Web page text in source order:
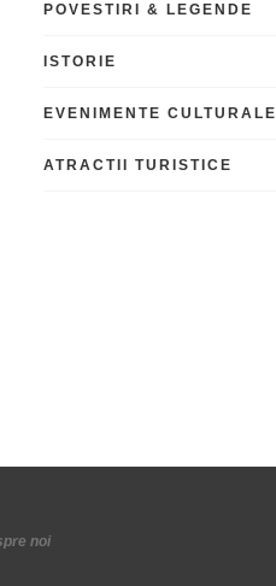
POVESTIRI & LEGENDE
ISTORIE
EVENIMENTE CULTURALE
ATRACTII TURISTICE
noi